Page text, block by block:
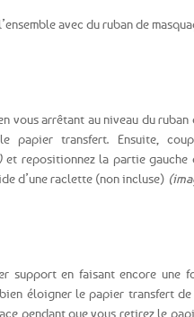
avec du ruban de
vous arrêtant au niveau du ruban
transfert. Ensuite,
et repositionnez la partie gauche
d’une raclette (non incluse)
support en faisant encore une
éloigner le papier transfert
pendant que vous retirez le